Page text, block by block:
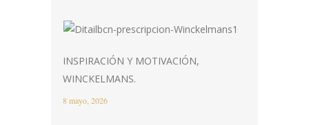
INSPIRACIÓN Y MOTIVACIÓN,
WINCKELMANS.
8 mayo, 2026